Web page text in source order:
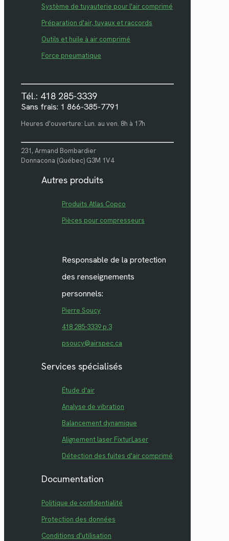
Système de tuyauterie pour l'air comprimé
Préparation d'air, tuyaux et raccords
Outils et huile à air comprimé
Force pneumatique
Tél.: 418 285-3339
Sans frais: 1 866-385-7791
Heures d'ouverture: Lun. au ven. 8h à 17h
231, Armand Bombardier
Donnacona (Québec) G3M 1V4
Autres produits
Produits Atlas Copco
Pièces pour compresseurs
Responsable de la protection
des renseignements
personnels:
Pierre Soucy
418 285-3339 p.3
psoucy@airspec.ca
Services spécialisés
Étude d'air
Analyse de vibration
Balancement dynamique
Alignement laser FixturLaser
Détection des fuites d'air comprimé
Documentation
Politique de confidentialité
Protection des données
Conditions d'utilisation